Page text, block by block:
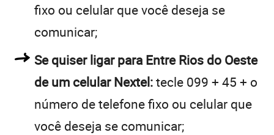
fixo ou celular que você deseja se
comunicar;
Se quiser ligar para Entre Rios do Oeste
de um celular Nextel:tecle 099 + 45 + o
número de telefone fixo ou celular que
você deseja se comunicar;